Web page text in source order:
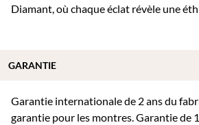
Diamant, où chaque éclat révèle une
Garantie internationale de 2 ans du
garantie pour les montres. Garantie de
GARANTIE